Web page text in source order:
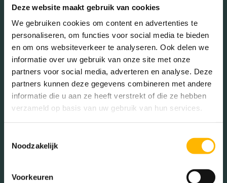
Deze website maakt gebruik van cookies
We gebruiken cookies om content en advertenties te
personaliseren, om functies voor social media te bieden
en om ons websiteverkeer te analyseren. Ook delen we
informatie over uw gebruik van onze site met onze
partners voor social media, adverteren en analyse. Deze
partners kunnen deze gegevens combineren met andere
informatie die u aan ze heeft verstrekt of die ze hebben
verzameld op basis van uw gebruik van hun services.
Noodzakelijk
Voorkeuren
Leeftijd in wijk
15 - 25 jaar (11.14%)
25 - 45 jaar (24.87%)
45 - 65 jaar (31.27%)
65+ jaar (16.21%)